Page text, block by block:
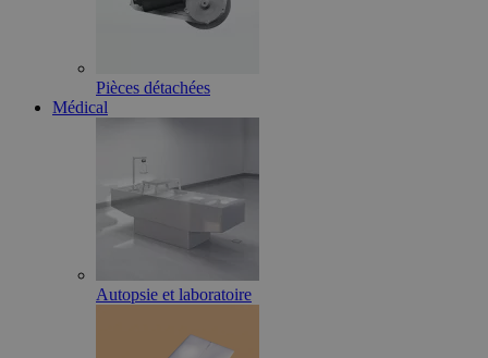
Pièces détachées
Médical
Autopsie et laboratoire